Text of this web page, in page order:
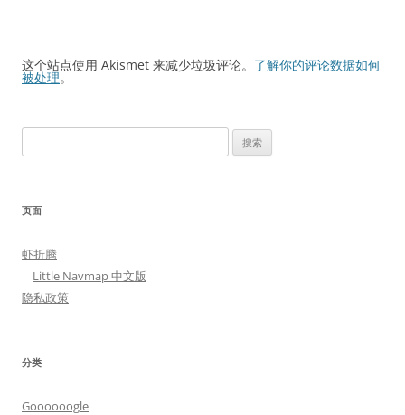
这个站点使用 Akismet 来减少垃圾评论。 了解你的评论数据如何
被处理。
索：
页面
虾折腾
Little Navmap 中文版
隐私政策
分类
Goooooogle